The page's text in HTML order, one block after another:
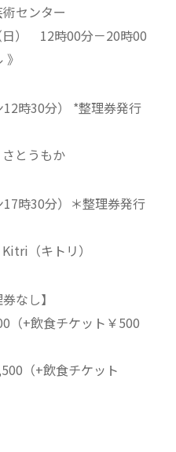
センター
） 12時00分－20時00
時30分） *整理券発行
とうもか
時30分）＊整理券発行
（キトリ）
なし】
（+飲食チケット￥500
（+飲食チケット